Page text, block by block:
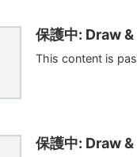
保護中: Draw
This content is
保護中: Draw